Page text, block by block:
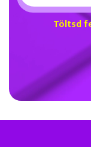
Töltsd